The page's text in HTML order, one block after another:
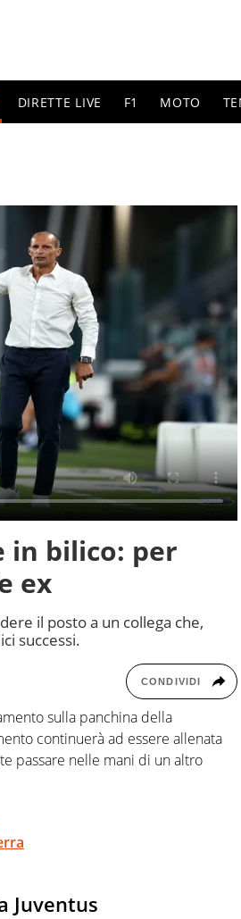
DIRETTE LIVE F1 MOTO
in bilico: per
ex
il posto a un collega che,
successi.
CONDIVIDI
sulla panchina della
continuerà ad essere allenata
passare nelle mani di un altro
Juventus